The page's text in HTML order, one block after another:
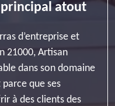
atout
d’entreprise et
21000, Artisan
dans son domaine
que ses
à des clients des